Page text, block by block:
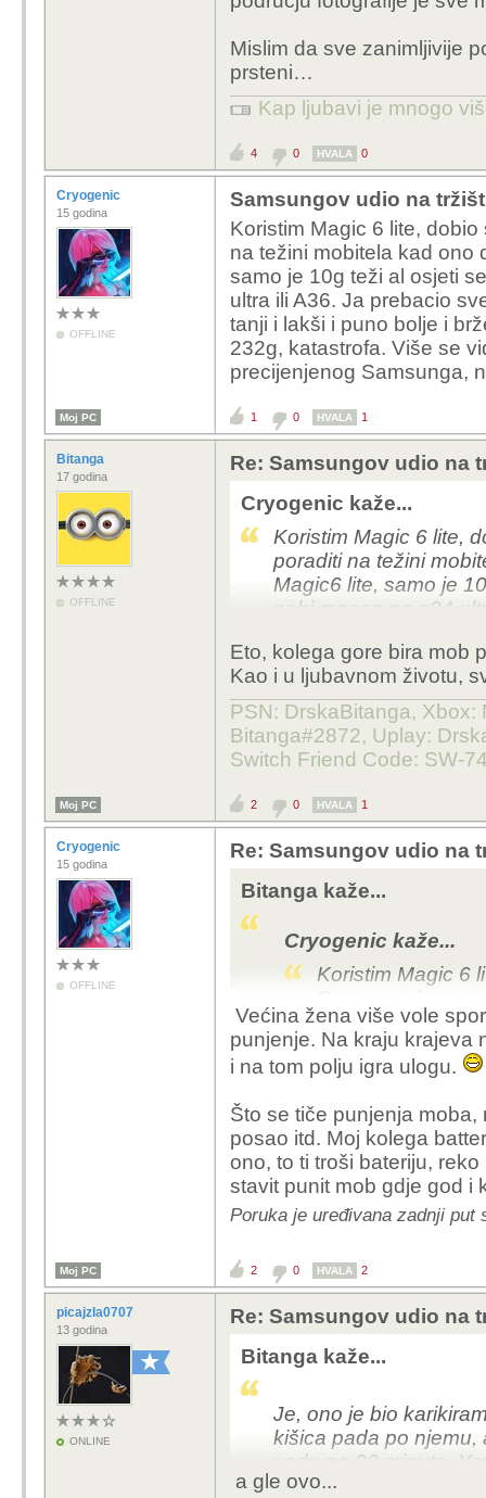
Mislim da sve zanimljivije
prsteni…
Kap ljubavi je mnogo
4 0 HVALA 0
Cryogenic
15 godina
OFFLINE
Samsungov udio na
Koristim Magic 6 lite,
na težini mobitela kad ono
samo je 10g teži al osjeti
ultra ili A36. Ja prebacio
tanji i lakši i puno bolje i
232g, katastrofa. Više se
precijenjenog Samsunga,
Moj PC 1 0 HVALA 1
Bitanga
17 godina
OFFLINE
Re: Samsungov udio na
Cryogenic kaže...
Koristim Magic 6 lite,
poraditi na težini
Magic6 lite, samo je
nebi mogao na s24
hendla snjim. A36
vidim na strani
Samsunga, ne čudim
Eto, kolega gore bira mob
Kao i u ljubavnom životu,
PSN: DrskaBitanga, Xbox:
Bitanga#2872, Uplay:
Switch Friend Code: SW-
Moj PC 2 0 HVALA 1
Cryogenic
15 godina
OFFLINE
Re: Samsungov udio na
Bitanga kaže...
Cryogenic kaže...
Koristim Magic 6
Samsung će
cigletina
Žena ima s24
prebacio sve
s24 Utra 232g,
budućnosti nego
je pao udio na
Kao i u ljubavnom
Većina žena više vole
punjenje. Na kraju krajeva
i na tom polju igra ulogu.
Što se tiče punjenja
posao itd. Moj kolega
ono, to ti troši bateriju,
stavit punit mob gdje god i
Poruka je uređivana zadnji put
Moj PC 2 0 HVALA 2
picajzla0707
13 godina
ONLINE
Re: Samsungov udio na
Bitanga kaže...
Je, ono je bio
kišica pada po njemu,
vodu na 30 minuta.
Jer svakom
a gle ovo...